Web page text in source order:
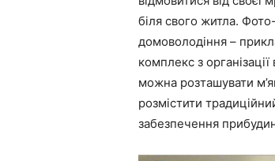
біля свого житла.
домоволодіння –
комплекс з
можна розташувати
розмістити
забезпечення